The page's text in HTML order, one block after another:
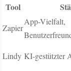
Tool
Zapier
App-Vielfalt,
Lindy KI-gestützter